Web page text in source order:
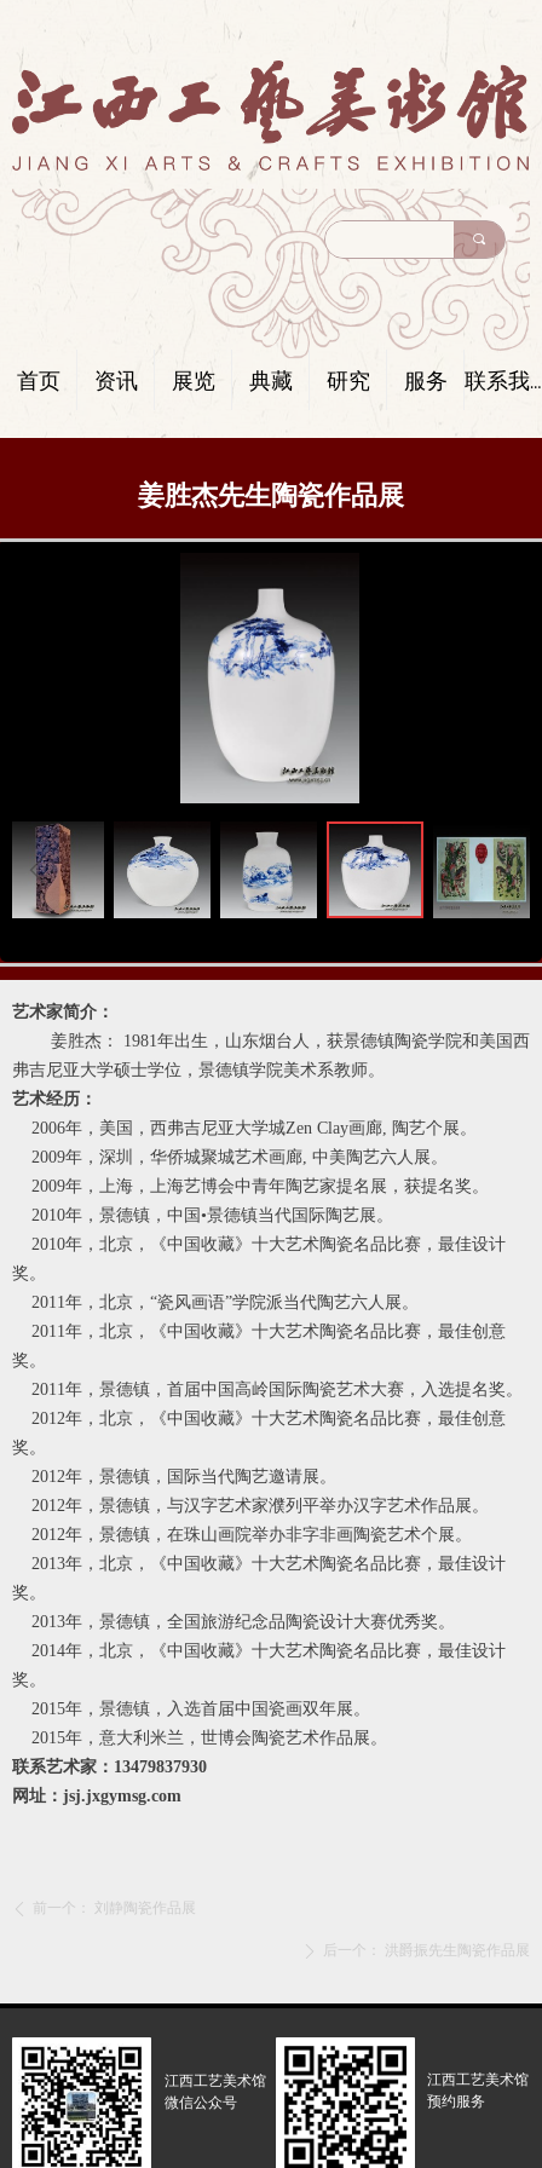
끠
首页 资讯 展览 典藏 研究 服务 联系我们
ꁆ ꁇ
姜胜杰先生陶瓷作品展
ꄴ 前一个： 刘静陶瓷作品展
ꄲ 后一个： 洪爵振先生陶瓷作品展
艺术家简介：
姜胜杰： 1981年出生，山东烟台人，获景德镇陶瓷学院和美国西
弗吉尼亚大学硕士学位，景德镇学院美术系教师。
艺术经历：
2006年，美国，西弗吉尼亚大学城Zen Clay画廊, 陶艺个展。
2009年，深圳，华侨城聚城艺术画廊, 中美陶艺六人展。
2009年，上海，上海艺博会中青年陶艺家提名展，获提名奖。
2010年，景德镇，中国•景德镇当代国际陶艺展。
2010年，北京，《中国收藏》十大艺术陶瓷名品比赛，最佳设计
奖。
2011年，北京，“瓷风画语”学院派当代陶艺六人展。
2011年，北京，《中国收藏》十大艺术陶瓷名品比赛，最佳创意
奖。
2011年，景德镇，首届中国高岭国际陶瓷艺术大赛，入选提名奖。
2012年，北京，《中国收藏》十大艺术陶瓷名品比赛，最佳创意
奖。
2012年，景德镇，国际当代陶艺邀请展。
2012年，景德镇，与汉字艺术家濮列平举办汉字艺术作品展。
2012年，景德镇，在珠山画院举办非字非画陶瓷艺术个展。
2013年，北京，《中国收藏》十大艺术陶瓷名品比赛，最佳设计
奖。
2013年，景德镇，全国旅游纪念品陶瓷设计大赛优秀奖。
2014年，北京，《中国收藏》十大艺术陶瓷名品比赛，最佳设计
奖。
2015年，景德镇，入选首届中国瓷画双年展。
2015年，意大利米兰，世博会陶瓷艺术作品展。
联系艺术家：13479837930
网址：jsj.jxgymsg.com
江西工艺美术馆
微信公众号
江西工艺美术馆
预约服务